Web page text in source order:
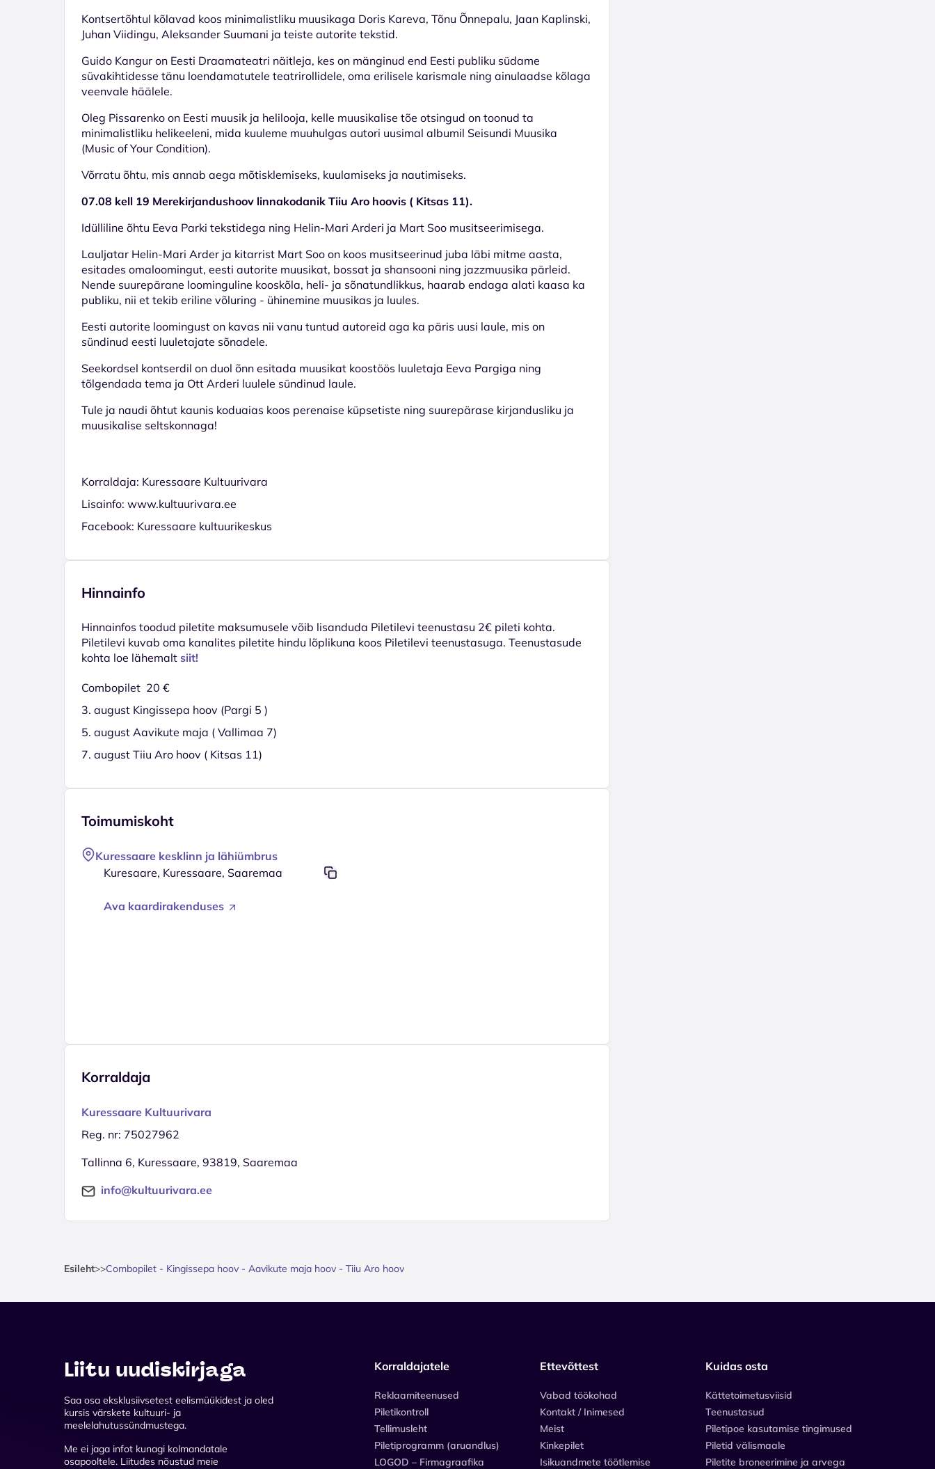
Kontsertõhtul kõlavad koos minimalistliku muusikaga Doris Kareva, Tõnu Õnnepalu, Jaan Kaplinski,
Juhan Viidingu, Aleksander Suumani ja teiste autorite tekstid.
Guido Kangur on Eesti Draamateatri näitleja, kes on mänginud end Eesti publiku südame
süvakihtidesse tänu loendamatutele teatrirollidele, oma erilisele karismale ning ainulaadse kõlaga
veenvale häälele.
Oleg Pissarenko on Eesti muusik ja helilooja, kelle muusikalise tõe otsingud on toonud ta
minimalistliku helikeeleni, mida kuuleme muuhulgas autori uusimal albumil Seisundi Muusika
(Music of Your Condition).
Võrratu õhtu, mis annab aega mõtisklemiseks, kuulamiseks ja nautimiseks.
07.08 kell 19 Merekirjandushoov linnakodanik Tiiu Aro hoovis ( Kitsas 11).
Idülliline õhtu Eeva Parki tekstidega ning Helin-Mari Arderi ja Mart Soo musitseerimisega.
Lauljatar Helin-Mari Arder ja kitarrist Mart Soo on koos musitseerinud juba läbi mitme aasta,
esitades omaloomingut, eesti autorite muusikat, bossat ja shansooni ning jazzmuusika pärleid.
Nende suurepärane loominguline kooskõla, heli- ja sõnatundlikkus, haarab endaga alati kaasa ka
publiku, nii et tekib eriline võluring - ühinemine muusikas ja luules.
Eesti autorite loomingust on kavas nii vanu tuntud autoreid aga ka päris uusi laule, mis on
sündinud eesti luuletajate sõnadele.
Seekordsel kontserdil on duol õnn esitada muusikat koostöös luuletaja Eeva Pargiga ning
tõlgendada tema ja Ott Arderi luulele sündinud laule.
Tule ja naudi õhtut kaunis koduaias koos perenaise küpsetiste ning suurepärase kirjandusliku ja
muusikalise seltskonnaga!
Korraldaja: Kuressaare Kultuurivara
Lisainfo: www.kultuurivara.ee
Facebook: Kuressaare kultuurikeskus
Hinnainfo
Hinnainfos toodud piletite maksumusele võib lisanduda Piletilevi teenustasu 2€ pileti kohta.
Piletilevi kuvab oma kanalites piletite hindu lõplikuna koos Piletilevi teenustasuga. Teenustasude
kohta loe lähemalt siit!
Combopilet 20 €
3. august Kingissepa hoov (Pargi 5 )
5. august Aavikute maja ( Vallimaa 7)
7. august Tiiu Aro hoov ( Kitsas 11)
Toimumiskoht
Kuressaare kesklinn ja lähiümbrus
Kuresaare, Kuressaare, Saaremaa
Ava kaardirakenduses
Korraldaja
Kuressaare Kultuurivara
Reg. nr: 75027962
Tallinna 6, Kuressaare, 93819, Saaremaa
info@kultuurivara.ee
Esileht>>Combopilet - Kingissepa hoov - Aavikute maja hoov - Tiiu Aro hoov
Liitu uudiskirjaga
Saa osa eksklusiivsetest eelismüükidest ja oled
kursis värskete kultuuri- ja
meelelahutussündmustega.
Me ei jaga infot kunagi kolmandatale
osapooltele. Liitudes nõustud meie
Korraldajatele
Reklaamiteenused
Piletikontroll
Tellimusleht
Piletiprogramm (aruandlus)
LOGOD – Firmagraafika
Ettevõttest
Vabad töökohad
Kontakt / Inimesed
Meist
Kinkepilet
Isikuandmete töötlemise
Kuidas osta
Kättetoimetusviisid
Teenustasud
Piletipoe kasutamise tingimused
Piletid välismaale
Piletite broneerimine ja arvega